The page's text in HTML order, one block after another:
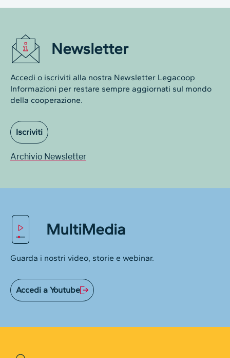
Newsletter
Accedi o iscriviti alla nostra Newsletter Legacoop
Informazioni per restare sempre aggiornati sul mondo
della cooperazione.
Iscriviti
Archivio Newsletter
MultiMedia
Guarda i nostri video, storie e webinar.
Accedi a Youtube